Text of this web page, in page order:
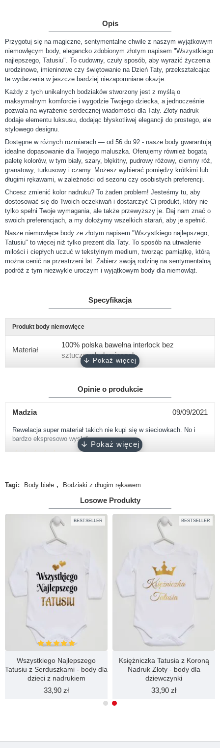
Opis
Przygotuj się na magiczne, sentymentalne chwile z naszym wyjątkowym
niemowlęcym body, elegancko zdobionym złotym napisem "Wszystkiego
najlepszego, Tatusiu". To cudowny, czuły sposób, aby wyrazić życzenia
urodzinowe, imieninowe czy świętowanie na Dzień Taty, przekształcając
te wydarzenia w jeszcze bardziej niezapomniane okazje.
Każdy z tych unikalnych bodziaków stworzony jest z myślą o
maksymalnym komforcie i wygodzie Twojego dziecka, a jednocześnie
pozwala na wyrażenie serdecznej wiadomości dla Taty. Złoty nadruk
dodaje elementu luksusu, dodając błyskotliwej elegancji do prostego, ale
stylowego designu.
Dostępne w różnych rozmiarach — od 56 do 92 - nasze body gwarantują
idealne dopasowanie dla Twojego maluszka. Oferujemy również bogatą
paletę kolorów, w tym biały, szary, błękitny, pudrowy różowy, ciemny róż,
granatowy, turkusowy i czarny. Możesz wybierać pomiędzy krótkimi lub
długimi rękawami, w zależności od sezonu czy osobistych preferencji.
Chcesz zmienić kolor nadruku? To żaden problem! Jesteśmy tu, aby
dostosować się do Twoich oczekiwań i dostarczyć Ci produkt, który nie
tylko spełni Twoje wymagania, ale także przewyższy je. Daj nam znać o
swoich preferencjach, a my dołożymy wszelkich starań, aby je spełnić.
Nasze niemowlęce body ze złotym napisem "Wszystkiego najlepszego,
Tatusiu" to więcej niż tylko prezent dla Taty. To sposób na utrwalenie
miłości i ciepłych uczuć w tekstylnym medium, tworząc pamiątkę, którą
można cenić na przestrzeni lat. Zabierz swoją rodzinę na sentymentalną
podróż z tym niezwykle uroczym i wyjątkowym body dla niemowląt.
Specyfikacja
Produkt body niemowlęce
Materiał
100% polska bawełna interlock bez
sztucznych domieszek
krótki, długi
Rozmiary
Kolor
biały, różowy, ciemny róż, błękitny,
turkusowy, szary, granatowy, czarny
100% polski produkt - Marka Lene
Opinie o produkcie
Madzia 09/09/2021
Rewelacja super materiał takich nie kupi się w sieciowkach. No i
bardzo ekspresowo wysłali
Twoje Imię
Ranking opinii Zła Dobra
Tagi: Body białe , Bodziaki z długim rękawem
Losowe Produkty
BESTSELLER
Wszystkiego Najlepszego
Tatusiu z Serduszkami - body dla
dzieci z nadrukiem
33,90 zł
BESTSELLER
Księżniczka Tatusia z Koroną
Nadruk Złoty - body dla
dziewczynki
33,90 zł